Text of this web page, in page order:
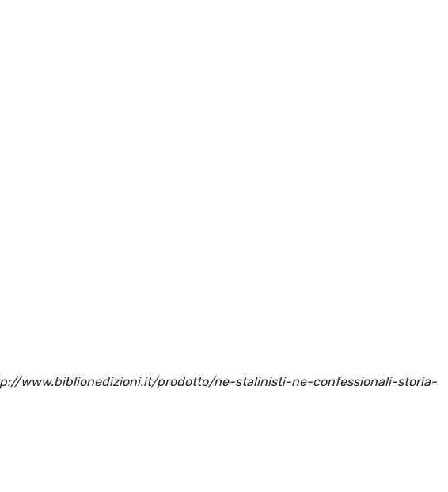
www.biblionedizioni.it/prodotto/ne-stalinisti-ne-confessionali-storia-